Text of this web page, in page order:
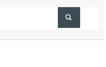
«Ουδέν
Στις